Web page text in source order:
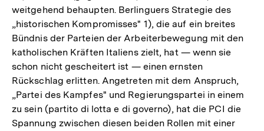
weitgehend behaupten. Berlinguers Strategie des
„historischen Kompromisses" 1), die auf ein breites
Bündnis der Parteien der Arbeiterbewegung mit den
katholischen Kräften Italiens zielt, hat — wenn sie
schon nicht gescheitert ist — einen ernsten
Rückschlag erlitten. Angetreten mit dem Anspruch,
„Partei des Kampfes" und Regierungspartei in einem
zu sein (partito di lotta e di governo), hat die PCI die
Spannung zwischen diesen beiden Rollen mit einer